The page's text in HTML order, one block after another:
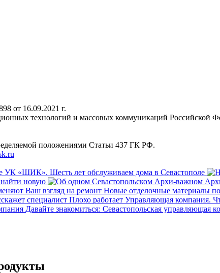
от 16.09.2021 г.
технологий и массовых коммуникаций Российской
положениями Статьи 437 ГК РФ.
УК «ШИК». Шесть лет обслуживаем дома в Севастополе
новую
Новые отделочные материалы
Плохо работает Управляющая компания.
Давайте знакомиться: Севастопольская управляющая